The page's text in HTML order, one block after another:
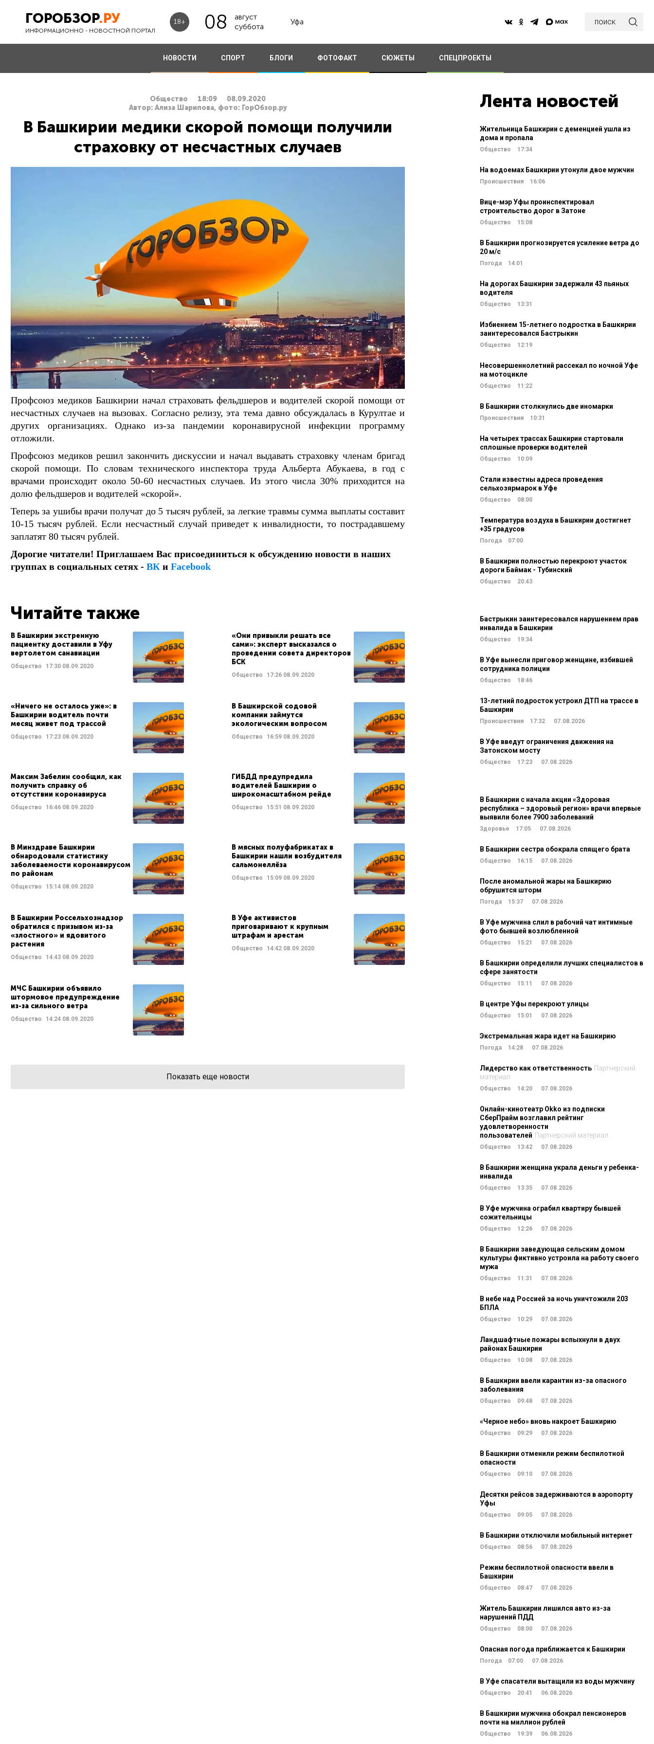
ГОРОБЗОР.РУ
ИНФОРМАЦИОННО - НОВОСТНОЙ ПОРТАЛ
18+ 08
август
суббота
Уфа поиск
НОВОСТИ СПОРТ БЛОГИ ФОТОФАКТ СЮЖЕТЫ СПЕЦПРОЕКТЫ
Общество 18:09
08.09.2020
Автор: Ализа Шарипова, фото: ГорОбзор.ру
В Башкирии медики скорой помощи получили
страховку от несчастных случаев
Профсоюз медиков Башкирии начал страховать фельдшеров и водителей скорой помощи от
несчастных случаев на вызовах. Согласно релизу, эта тема давно обсуждалась в Курултае и
других организациях. Однако из-за пандемии коронавирусной инфекции программу
отложили.
Профсоюз медиков решил закончить дискуссии и начал выдавать страховку членам бригад
скорой помощи. По словам технического инспектора труда Альберта Абукаева, в год с
врачами происходит около 50-60 несчастных случаев. Из этого числа 30% приходится на
долю фельдшеров и водителей «скорой».
Теперь за ушибы врачи получат до 5 тысяч рублей, за легкие травмы сумма выплаты составит
10-15 тысяч рублей. Если несчастный случай приведет к инвалидности, то пострадавшему
заплатят 80 тысяч рублей.
Дорогие читатели! Приглашаем Вас присоединиться к обсуждению новости в наших
группах в социальных сетях - ВК и Facebook
Читайте также
В Башкирии экстренную
пациентку доставили в Уфу
вертолетом санавиации
Общество 17:30 08.09.2020
«Они привыкли решать все
сами»: эксперт высказался о
проведении совета директоров
БСК
Общество 17:2608.09.2020
«Ничего не осталось уже»: в
Башкирии водитель почти
месяц живет под трассой
Общество 17:23 08.09.2020
В Башкирской содовой
компании займутся
экологическим вопросом
Общество 16:5908.09.2020
Максим Забелин сообщил, как
получить справку об
отсутствии коронавируса
Общество 16:46 08.09.2020
ГИБДД предупредила
водителей Башкирии о
широкомасштабном рейде
Общество 15:51 08.09.2020
В Минздраве Башкирии
обнародовали статистику
заболеваемости коронавирусом
по районам
Общество 15:14 08.09.2020
В мясных полуфабрикатах в
Башкирии нашли возбудителя
сальмонеллёза
Общество 15:0908.09.2020
В Башкирии Россельхознадзор
обратился с призывом из-за
«злостного» и ядовитого
растения
Общество 14:43 08.09.2020
В Уфе активистов
приговаривают к крупным
штрафам и арестам
Общество 14:4208.09.2020
МЧС Башкирии объявило
штормовое предупреждение
из-за сильного ветра
Общество 14:24 08.09.2020
Показать еще новости
Лента новостей
Жительница Башкирии с деменцией ушла из
дома и пропала
Общество 17:34
На водоемах Башкирии утонули двое мужчин
Происшествия 16:06
Вице-мэр Уфы проинспектировал
строительство дорог в Затоне
Общество 15:08
В Башкирии прогнозируется усиление ветра до
20 м/c
Погода 14:01
На дорогах Башкирии задержали 43 пьяных
водителя
Общество 13:31
Избиением 15-летнего подростка в Башкирии
заинтересовался Бастрыкин
Общество 12:19
Несовершеннолетний рассекал по ночной Уфе
на мотоцикле
Общество 11:22
В Башкирии столкнулись две иномарки
Происшествия 10:31
На четырех трассах Башкирии стартовали
сплошные проверки водителей
Общество 10:09
Стали известны адреса проведения
сельхозярмарок в Уфе
Общество 08:00
Температура воздуха в Башкирии достигнет
+35 градусов
Погода 07:00
В Башкирии полностью перекроют участок
дороги Баймак - Тубинский
Общество 20:43
Бастрыкин заинтересовался нарушением прав
инвалида в Башкирии
Общество 19:34
В Уфе вынесли приговор женщине, избившей
сотрудника полиции
Общество 18:46
13-летний подросток устроил ДТП на трассе в
Башкирии
Происшествия 17:32 07.08.2026
В Уфе введут ограничения движения на
Затонском мосту
Общество 17:23 07.08.2026
В Башкирии с начала акции «Здоровая
республика – здоровый регион» врачи впервые
выявили более 7900 заболеваний
Здоровье 17:05 07.08.2026
В Башкирии сестра обокрала спящего брата
Общество 16:15 07.08.2026
После аномальной жары на Башкирию
обрушится шторм
Погода 15:37 07.08.2026
В Уфе мужчина слил в рабочий чат интимные
фото бывшей возлюбленной
Общество 15:21 07.08.2026
В Башкирии определили лучших специалистов в
сфере занятости
Общество 15:11 07.08.2026
В центре Уфы перекроют улицы
Общество 15:01 07.08.2026
Экстремальная жара идет на Башкирию
Погода 14:28 07.08.2026
Лидерство как ответственность Партнерский
материал
Общество 14:20 07.08.2026
Онлайн-кинотеатр Okko из подписки
СберПрайм возглавил рейтинг
удовлетворенности
пользователей Партнерский материал
Общество 13:42 07.08.2026
В Башкирии женщина украла деньги у ребенка-
инвалида
Общество 13:35 07.08.2026
В Уфе мужчина ограбил квартиру бывшей
сожительницы
Общество 12:26 07.08.2026
В Башкирии заведующая сельским домом
культуры фиктивно устроила на работу своего
мужа
Общество 11:31 07.08.2026
В небе над Россией за ночь уничтожили 203
БПЛА
Общество 10:29 07.08.2026
Ландшафтные пожары вспыхнули в двух
районах Башкирии
Общество 10:08 07.08.2026
В Башкирии ввели карантин из-за опасного
заболевания
Общество 09:48 07.08.2026
«Черное небо» вновь накроет Башкирию
Общество 09:29 07.08.2026
В Башкирии отменили режим беспилотной
опасности
Общество 09:10 07.08.2026
Десятки рейсов задерживаются в аэропорту
Уфы
Общество 09:05 07.08.2026
В Башкирии отключили мобильный интернет
Общество 08:56 07.08.2026
Режим беспилотной опасности ввели в
Башкирии
Общество 08:47 07.08.2026
Житель Башкирии лишился авто из-за
нарушений ПДД
Общество 08:00 07.08.2026
Опасная погода приближается к Башкирии
Погода 07:00 07.08.2026
В Уфе спасатели вытащили из воды мужчину
Общество 20:41 06.08.2026
В Башкирии мужчина обокрал пенсионеров
почти на миллион рублей
Общество 19:39 06.08.2026